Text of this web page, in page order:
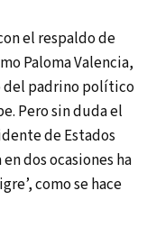
el respaldo de
Paloma Valencia,
del padrino político
Pero sin duda el
de Estados
dos ocasiones ha
como se hace